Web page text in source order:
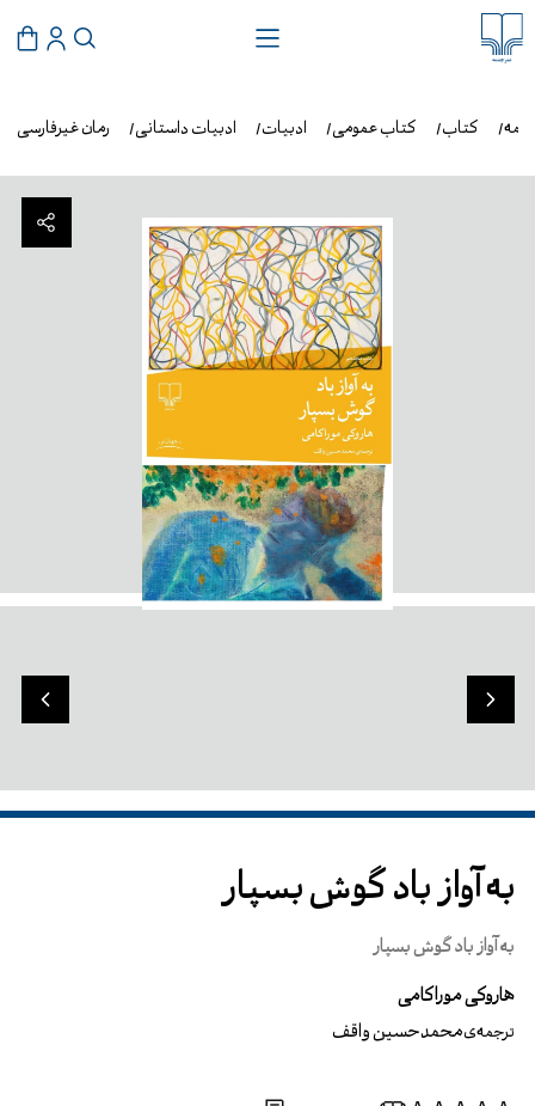
رمان غیرفارسی ادبیات داستانی ادبیات کتاب عمومی کتاب
به آواز باد گوش بسپار
به آواز باد گوش بسپار
هاروکی موراکامی
ترجمه‌یمحمدحسین واقف